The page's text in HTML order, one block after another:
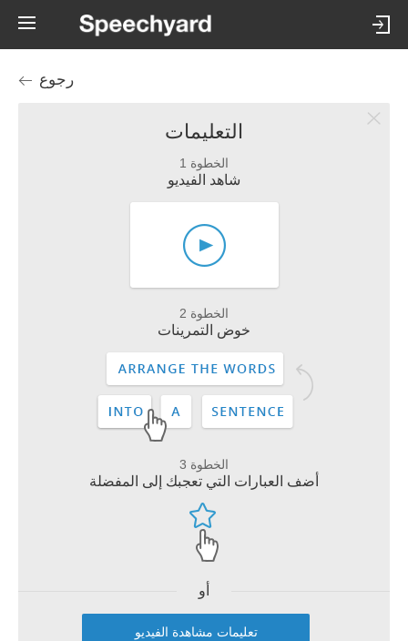
رجوع
التعليمات
الخطوة 1
شاهد الفيديو
الخطوة 2
خوض التمرينات
الخطوة 3
أضف العبارات التي تعجبك إلى المفضلة
أو
تعليمات مشاهدة الفيديو